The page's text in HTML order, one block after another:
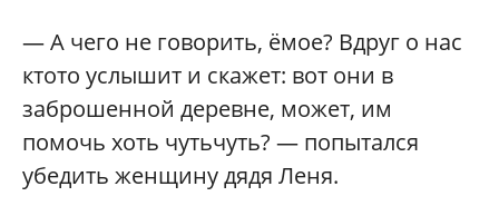
— А чего не говорить, ёмое? Вдруг о нас
ктото услышит и скажет: вот они в
заброшенной деревне, может, им
помочь хоть чутьчуть? — попытался
убедить женщину дядя Леня.